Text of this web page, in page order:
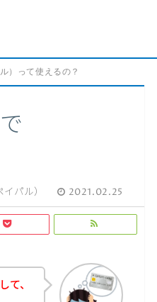
）って使えるの？
パル） 2021.02.25
、